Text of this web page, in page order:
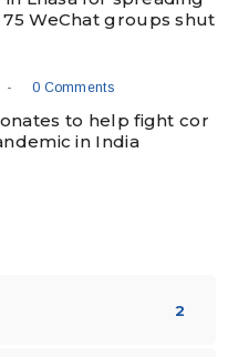
75 WeChat groups shut
0 Comments
to help fight cor
in India
2